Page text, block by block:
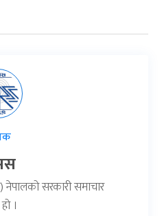
नेपालको सरकारी समाचार
।